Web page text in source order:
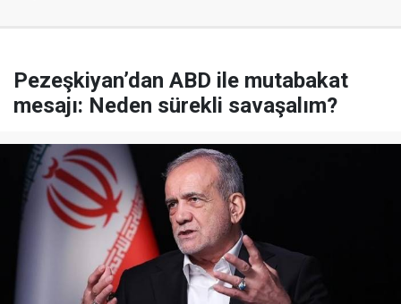
Pezeşkiyan’dan ABD ile mutabakat
mesajı: Neden sürekli savaşalım?